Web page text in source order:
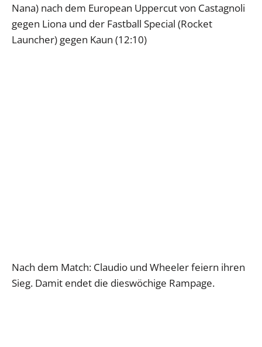
Nana) nach dem European Uppercut von Castagnoli
gegen Liona und der Fastball Special (Rocket
Launcher) gegen Kaun (12:10)
Nach dem Match: Claudio und Wheeler feiern ihren
Sieg. Damit endet die dieswöchige Rampage.